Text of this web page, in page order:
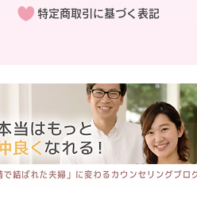
特定商取引に基づく表記